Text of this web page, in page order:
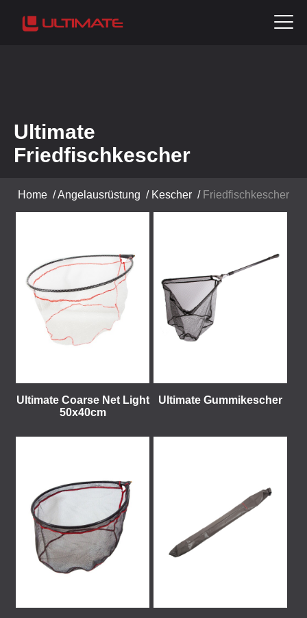
Ultimate
Friedfischkescher
Home /Angelausrüstung / Kescher / Friedfischkescher
Ultimate Coarse Net Light
50x40cm
Ultimate Gummikescher